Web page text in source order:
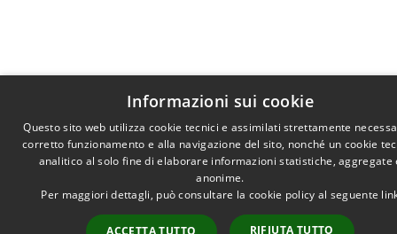
Informazioni sui cookie
Questo sito web utilizza cookie tecnici e assimilati strettamente
corretto funzionamento e alla navigazione del sito, nonché un cookie
analitico al solo fine di elaborare informazioni statistiche, aggregate
anonime.
Per maggiori dettagli, può consultare la cookie policy al seguente
ACCETTA TUTTO RIFIUTA TUTTO